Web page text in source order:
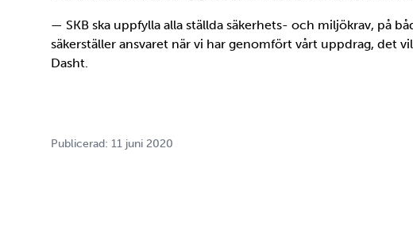
— SKB ska uppfylla alla ställda säkerhets- och miljökrav, på
säkerställer ansvaret när vi har genomfört vårt uppdrag, det
Dasht.
Publicerad: 11 juni 2020